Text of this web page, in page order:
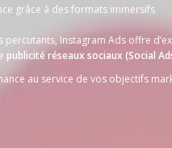
grâce à des formats immersifs
Instagram Ads offre
publicité réseaux sociaux (Social
au service de vos objectifs